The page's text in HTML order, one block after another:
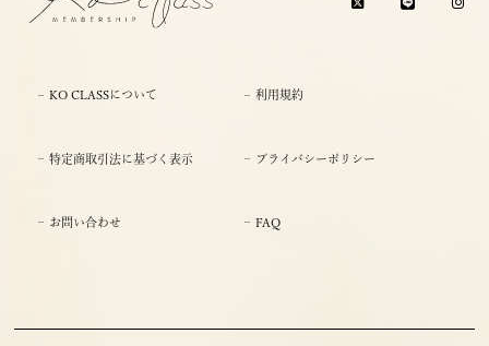
KO CLASSについて 利用規約
特定商取引法に基づく表示 プライバシーポリシー
お問い合わせ FAQ